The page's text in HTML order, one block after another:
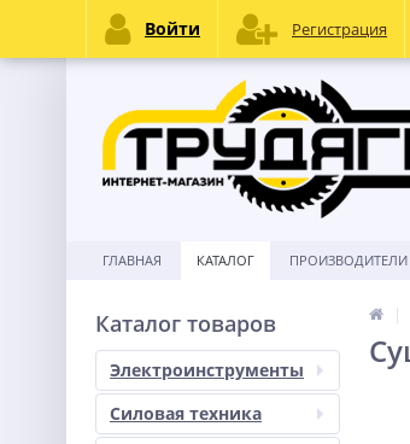
ГЛАВНАЯ КАТАЛОГ ПРОИЗВОДИТЕЛИ
Каталог товаров
Электроинструменты
Силовая техника
Войти Регистрация